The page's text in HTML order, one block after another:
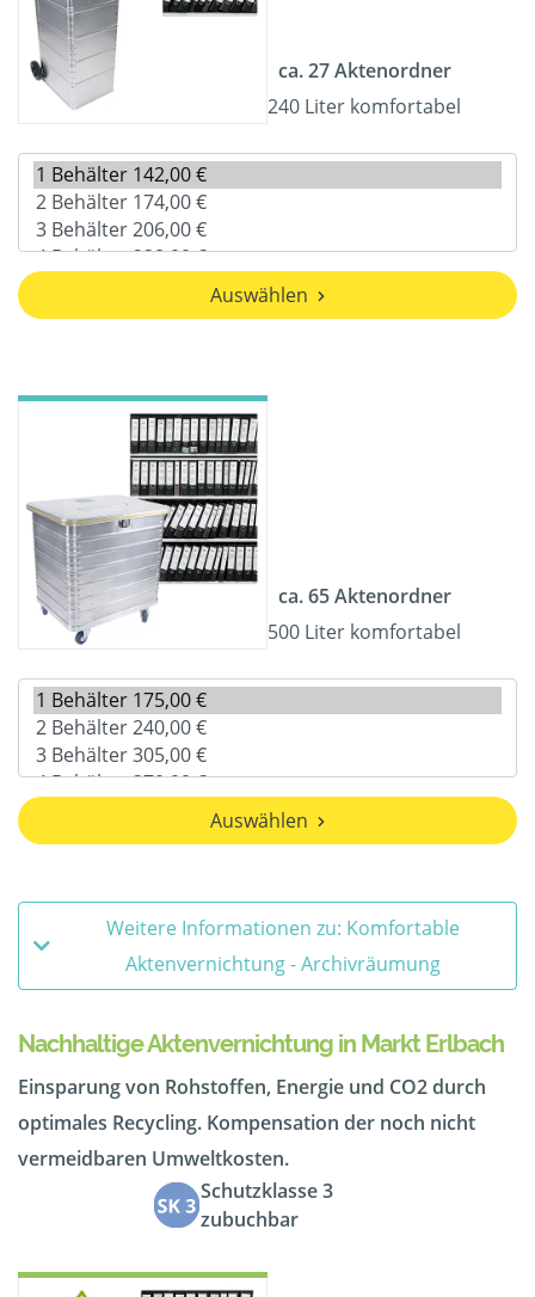
ca. 27 Aktenordner
240 Liter komfortabel
Auswählen
ca. 65 Aktenordner
500 Liter komfortabel
Auswählen
Weitere Informationen zu: Komfortable
Aktenvernichtung - Archivräumung
Nachhaltige Aktenvernichtung in Markt Erlbach
Einsparung von Rohstoffen, Energie und CO2 durch
optimales Recycling. Kompensation der noch nicht
vermeidbaren Umweltkosten.
Schutzklasse 3
zubuchbar